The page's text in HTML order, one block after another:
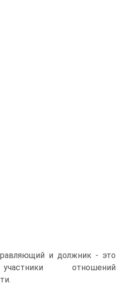
и должник - это
отношений